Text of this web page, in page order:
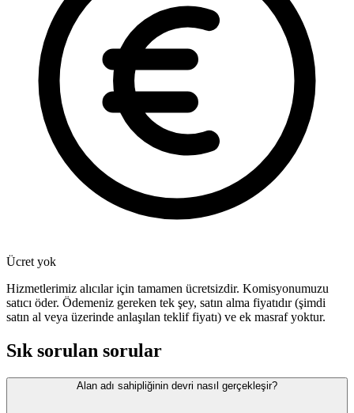
Ücret yok
Hizmetlerimiz alıcılar için tamamen ücretsizdir. Komisyonumuzu
satıcı öder. Ödemeniz gereken tek şey, satın alma fiyatıdır (şimdi
satın al veya üzerinde anlaşılan teklif fiyatı) ve ek masraf yoktur.
Sık sorulan sorular
Alan adı sahipliğinin devri nasıl gerçekleşir?